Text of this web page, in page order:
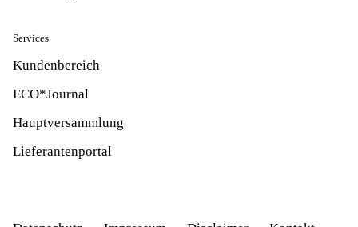
Services
Kundenbereich
ECO*Journal
Hauptversammlung
Lieferantenportal